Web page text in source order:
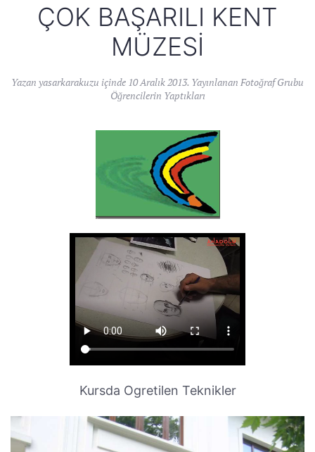
ÇOK BAŞARILI KENT
MÜZESI
Yazan yasarkarakuzu içinde 10 Aralık 2013. Yayınlanan Fotoğraf Grubu
Öğrencilerin Yaptıkları
Kursda Ogretilen Teknikler